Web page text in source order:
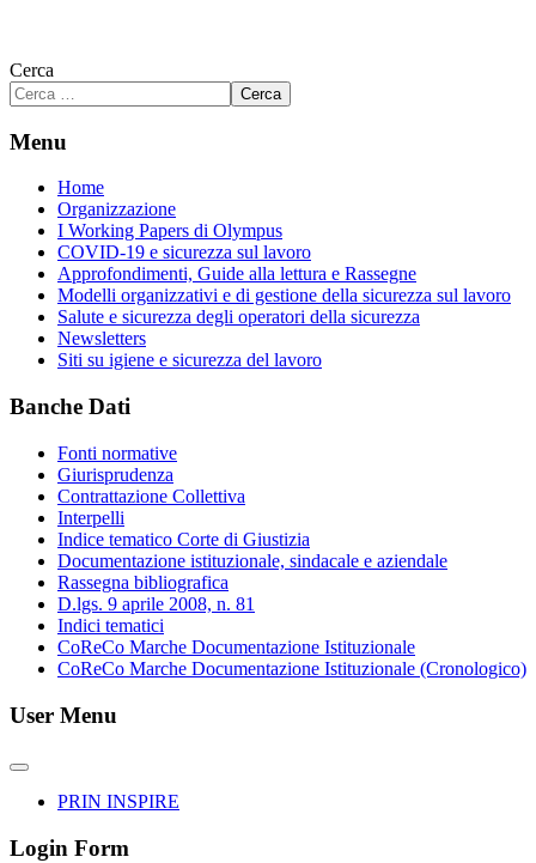
Cerca
Cerca
Menu
Home
Organizzazione
I Working Papers di Olympus
COVID-19 e sicurezza sul lavoro
Approfondimenti, Guide alla lettura e Rassegne
Modelli organizzativi e di gestione della sicurezza sul lavoro
Salute e sicurezza degli operatori della sicurezza
Newsletters
Siti su igiene e sicurezza del lavoro
Banche Dati
Fonti normative
Giurisprudenza
Contrattazione Collettiva
Interpelli
Indice tematico Corte di Giustizia
Documentazione istituzionale, sindacale e aziendale
Rassegna bibliografica
D.lgs. 9 aprile 2008, n. 81
Indici tematici
CoReCo Marche Documentazione Istituzionale
CoReCo Marche Documentazione Istituzionale (Cronologico)
User Menu
PRIN INSPIRE
Login Form